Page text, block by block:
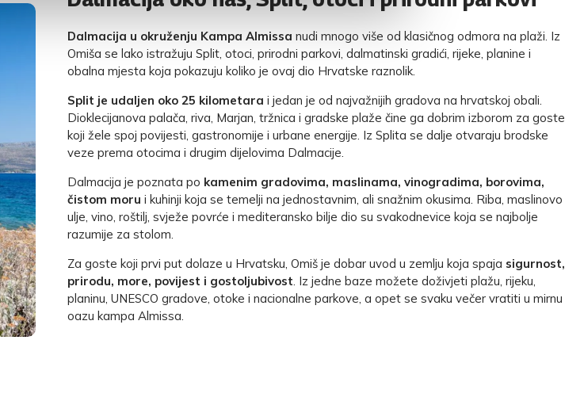
Dalmacija u okruženju Kampa Almissa nudi mnogo više od klasičnog odmora na plaži. Iz
Omiša se lako istražuju Split, otoci, prirodni parkovi, dalmatinski gradići, rijeke, planine i
obalna mjesta koja pokazuju koliko je ovaj dio Hrvatske raznolik.
Split je udaljen oko 25 kilometara i jedan je od najvažnijih gradova na hrvatskoj obali.
Dioklecijanova palača, riva, Marjan, tržnica i gradske plaže čine ga dobrim izborom za goste
koji žele spoj povijesti, gastronomije i urbane energije. Iz Splita se dalje otvaraju brodske
veze prema otocima i drugim dijelovima Dalmacije.
Dalmacija je poznata po kamenim gradovima, maslinama, vinogradima, borovima,
čistom moru i kuhinji koja se temelji na jednostavnim, ali snažnim okusima. Riba, maslinovo
ulje, vino, roštilj, svježe povrće i mediteransko bilje dio su svakodnevice koja se najbolje
razumije za stolom.
Za goste koji prvi put dolaze u Hrvatsku, Omiš je dobar uvod u zemlju koja spaja sigurnost,
prirodu, more, povijest i gostoljubivost. Iz jedne baze možete doživjeti plažu, rijeku,
planinu, UNESCO gradove, otoke i nacionalne parkove, a opet se svaku večer vratiti u mirnu
oazu kampa Almissa.